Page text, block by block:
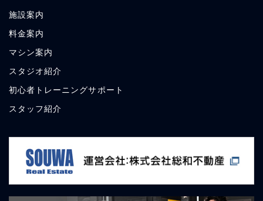
施設案内
料金案内
マシン案内
スタジオ紹介
初心者トレーニングサポート
スタッフ紹介